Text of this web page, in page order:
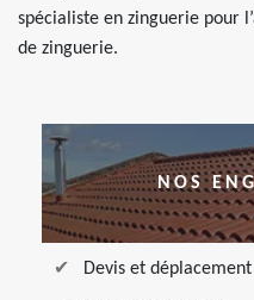
spécialiste en zinguerie pour
de zinguerie.
NOS
Devis et